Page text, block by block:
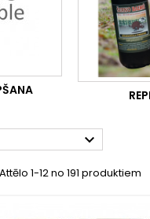

Attēlo 1-12 no 191 produktiem